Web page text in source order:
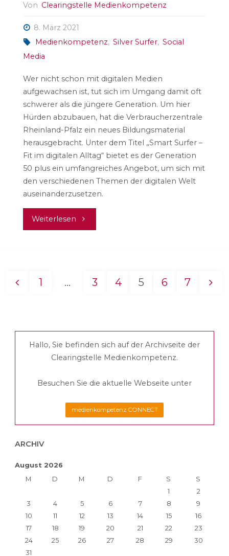
Von Clearingstelle Medienkompetenz
8. März 2021
Medienkompetenz, Silver Surfer, Social
Media
Wer nicht schon mit digitalen Medien
aufgewachsen ist, tut sich im Umgang damit oft
schwerer als die jüngere Generation. Um hier
Hürden abzubauen, hat die Verbraucherzentrale
Rheinland-Pfalz ein neues Bildungsmaterial
herausgebracht. Unter dem Titel „Smart Surfer –
Fit im digitalen Alltag“ bietet es der Generation
50 plus ein umfangreiches Angebot, um sich mit
den verschiedenen Themen der digitalen Welt
auseinanderzusetzen.
Weiterlesen "Smart
Alltag"
der
Beiträge
1 … 3 4 5 6 7
Hallo, Sie befinden sich auf der Archivseite der
Clearingstelle Medienkompetenz.
Besuchen Sie die aktuelle Webseite unter
medienkompetenz CONNECT
ARCHIV
August 2026
M
D M D F S
S
1
2
3
4 5 6 7 8
9
10
11 12 13 14 15
16
17
18 19 20 21 22
23
24
25 26 27 28 29
30
31